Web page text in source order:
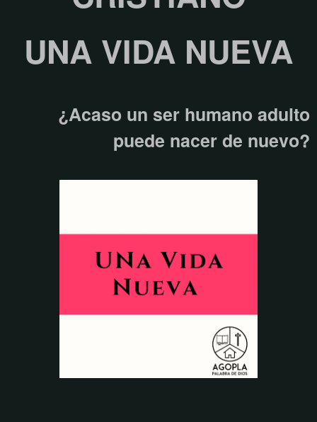
UNA VIDA NUEVA
¿Acaso un ser humano adulto
puede nacer de nuevo?